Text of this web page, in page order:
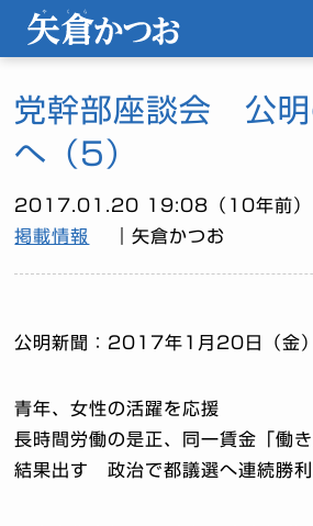
党幹部座談会 公明
へ（5）
2017.01.20 19:08（10年前）
掲載情報
｜矢倉かつお
公明新聞：2017年1月20日（金
青年、女性の活躍を応援
長時間労働の是正、同一賃金「働
結果出す 政治で都議選へ連続勝利